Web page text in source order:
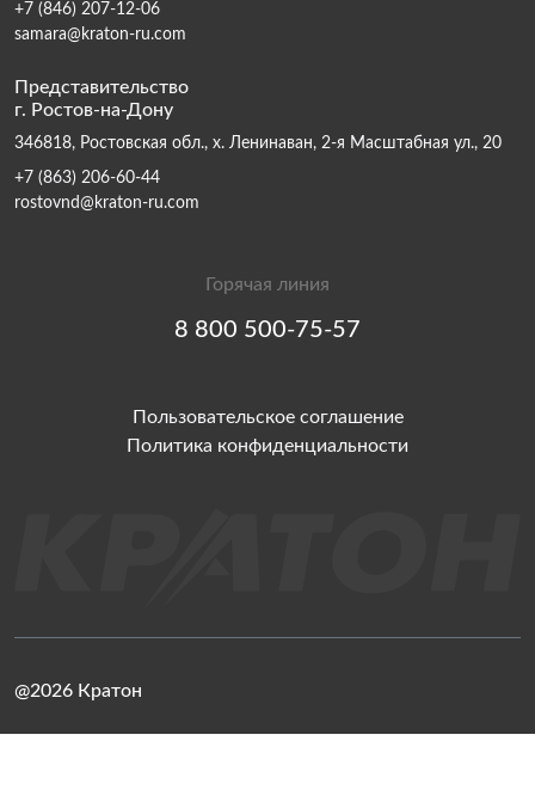
+7 (846) 207-12-06
samara@kraton-ru.com
Представительство
г. Ростов-на-Дону
346818, Ростовская обл., х. Ленинаван, 2-я Масштабная ул., 20
+7 (863) 206-60-44
rostovnd@kraton-ru.com
Горячая линия
8 800 500-75-57
Пользовательское соглашение
Политика конфиденциальности
@2026 Кратон